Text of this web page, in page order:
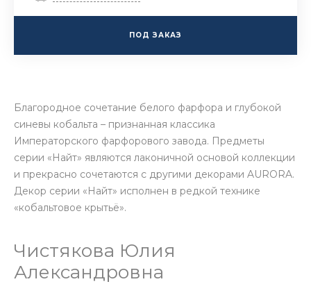
ПОД ЗАКАЗ
Благородное сочетание белого фарфора и глубокой
синевы кобальта – признанная классика
Императорского фарфорового завода. Предметы
серии «Найт» являются лаконичной основой коллекции
и прекрасно сочетаются с другими декорами AURORA.
Декор серии «Найт» исполнен в редкой технике
«кобальтовое крытьё».
Чистякова Юлия
Александровна